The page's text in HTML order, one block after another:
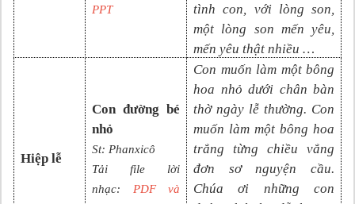
PPT
tình con, với lòng son,
một lòng son mến yêu,
mến yêu thật nhiều …
Hiệp lễ
Con đường bé
nhỏ
St: Phanxicô
Tải file lời
nhạc:
PDF và
Con muốn làm một bông
hoa nhỏ dưới chân bàn
thờ ngày lễ thường. Con
muốn làm một bông hoa
trắng từng chiều vắng
đơn sơ nguyện cầu.
Chúa ơi những con